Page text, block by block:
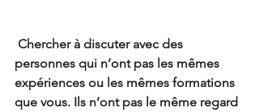
Chercher à discuter avec des
personnes qui n’ont pas les mêmes
expériences ou les mêmes formations
que vous. Ils n’ont pas le même regard